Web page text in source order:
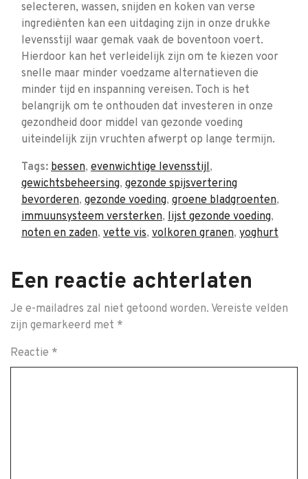
selecteren, wassen, snijden en koken van verse
ingrediënten kan een uitdaging zijn in onze drukke
levensstijl waar gemak vaak de boventoon voert.
Hierdoor kan het verleidelijk zijn om te kiezen voor
snelle maar minder voedzame alternatieven die
minder tijd en inspanning vereisen. Toch is het
belangrijk om te onthouden dat investeren in onze
gezondheid door middel van gezonde voeding
uiteindelijk zijn vruchten afwerpt op lange termijn.
Tags: bessen, evenwichtige levensstijl,
gewichtsbeheersing, gezonde spijsvertering
bevorderen, gezonde voeding, groene bladgroenten,
immuunsysteem versterken, lijst gezonde voeding,
noten en zaden, vette vis, volkoren granen, yoghurt
Een reactie achterlaten
Je e-mailadres zal niet getoond worden. Vereiste velden
zijn gemarkeerd met *
Reactie *